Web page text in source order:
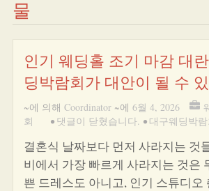
물
인기 웨딩홀 조기 마감 대
딩박람회가 대안이 될 수
~에 의해 Coordinator ~에 6월 4, 2026
회
• 댓글이 닫혔습니다. • 대구웨딩박람
결혼식 날짜보다 먼저 사라지는 것
비에서 가장 빠르게 사라지는 것은
쁜 드레스도 아니고, 인기 스튜디오